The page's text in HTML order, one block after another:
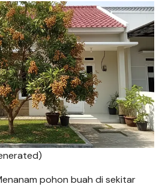
pohon buah di sekitar